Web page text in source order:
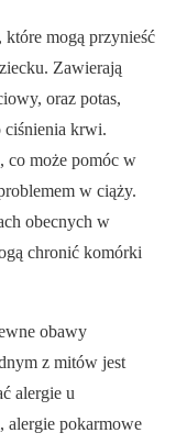
które mogą przynieść
Zawierają
oraz potas,
ciśnienia krwi.
co może pomóc w
w ciąży.
obecnych w
chronić komórki
obawy
z mitów jest
alergie u
alergie pokarmowe